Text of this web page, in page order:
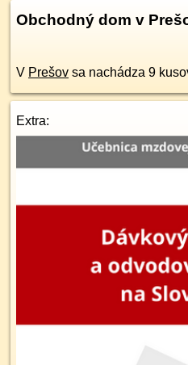
Obchodný dom v
V Prešov sa nachádza 9
Extra: